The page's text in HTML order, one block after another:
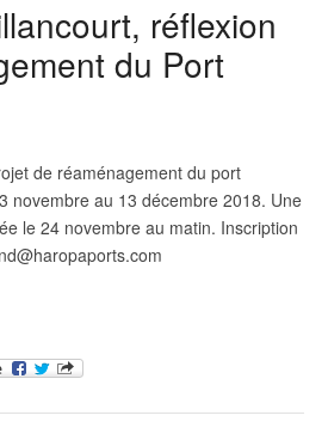
réflexion
du Port
de réaménagement du port
novembre au 13 décembre 2018. Une
le 24 novembre au matin. Inscription